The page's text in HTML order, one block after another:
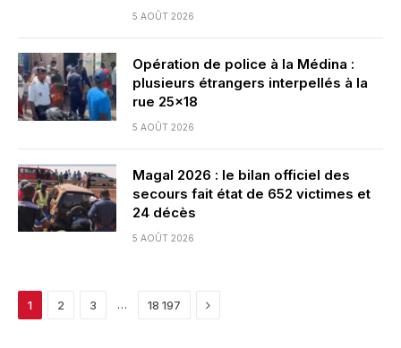
5 AOÛT 2026
Opération de police à la Médina :
plusieurs étrangers interpellés à la
rue 25×18
5 AOÛT 2026
Magal 2026 : le bilan officiel des
secours fait état de 652 victimes et
24 décès
5 AOÛT 2026
1 2 3 … 18 197 Next